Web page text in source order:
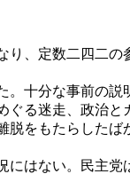
、定数二四二の
十分な事前の説
ぐる迷走、政治と
脱をもたらしたば
はない。民主党